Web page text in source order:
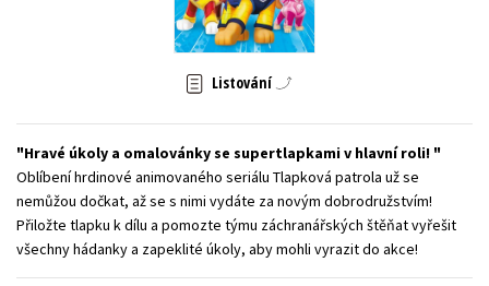
Zahraniční literatura
Všechny tituly
Listování
Hravé úkoly a omalovánky se supertlapkami v hlavní roli!
Oblíbení hrdinové animovaného seriálu Tlapková patrola už se
nemůžou dočkat, až se s nimi vydáte za novým dobrodružstvím!
Přiložte tlapku k dílu a pomozte týmu záchranářských štěňat vyřešit
všechny hádanky a zapeklité úkoly, aby mohli vyrazit do akce!